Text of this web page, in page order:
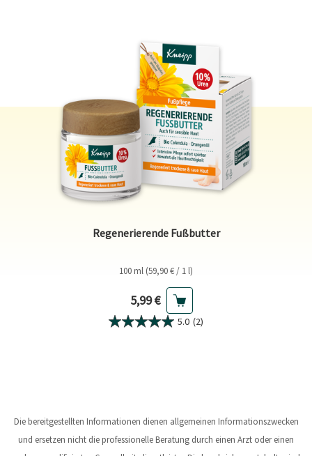
Regenerierende Fußbutter
100 ml (59,90 € / 1 l)
Aktueller Preis
5,99 €
5.0 (2)
Die bereitgestellten Informationen dienen allgemeinen Informationszwecken
und ersetzen nicht die professionelle Beratung durch einen Arzt oder einen